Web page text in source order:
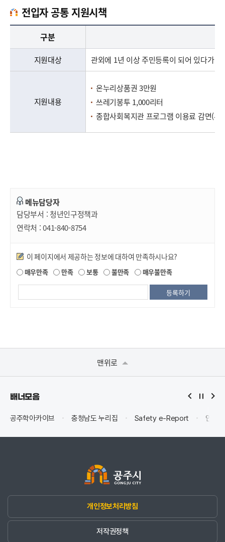
전입자 공통 지원시책
전입지원금 지원 안내로 구분(지원대상, 지원조건, 지원금액, 지원시기, 지원방법, 지원신청, 제출서류, 기타, 문의처), 내용 정보 제공
구분
지원대상 관외에 1년 이상 주민등록이 되어 있다가
지원내용
온누리상품권 3만원
쓰레기봉투 1,000리터
종합사회복지관 프로그램 이용료 감면(
메뉴담당자
담당부서 : 청년인구정책과
연락처 :041-840-8754
만족도조사
이 페이지에서 제공하는 정보에 대하여 만족하시나요?
매우만족 만족 보통 불만족 매우불만족
맨위로
배너모음
공주학아카이브 충청남도 누리집 Safety e-Report 안전
개인정보처리방침
저작권정책